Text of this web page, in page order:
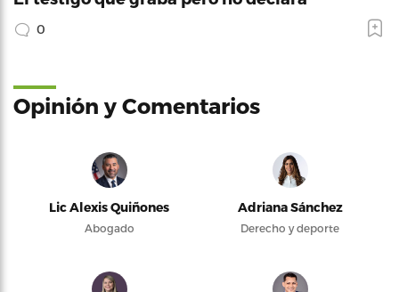
0
Opinión y Comentarios
Lic Alexis Quiñones
Abogado
Adriana Sánchez
Derecho y deporte